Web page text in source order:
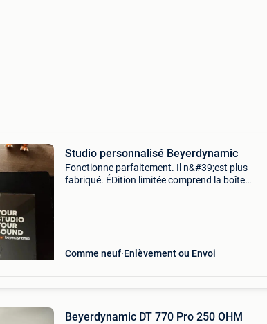
Studio personnalisé Beyerdynamic
Fonctionne parfaitement. Il n&#39;est plus
fabriqué. ÉDition limitée comprend la boîte
Comme neuf Enlèvement ou Envoi
Beyerdynamic DT 770 Pro 250 OHM